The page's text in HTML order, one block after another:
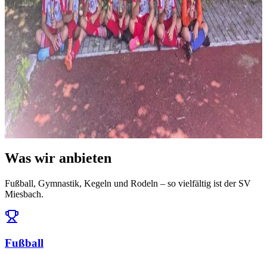
36 Teams von FC-Bayern-Fanclubs aus vier Ländern, ein
Wochenende voller Fußball – und das große Finale auf...
News
14. Juli 2026
Ausblick: Das erwartet uns in der Saison 2026/27
Die Ligeneinteilung steht und der Spielplan ist da: Auftakt am 25.
Juli daheim gegen den FC Töging – und da...
Alle News & Termine ansehen
Was wir anbieten
Fußball, Gymnastik, Kegeln und Rodeln – so vielfältig ist der SV
Miesbach.
Fußball